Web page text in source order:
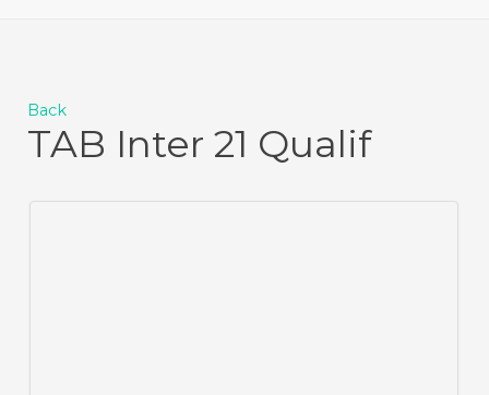
Back
TAB Inter 21 Qualif